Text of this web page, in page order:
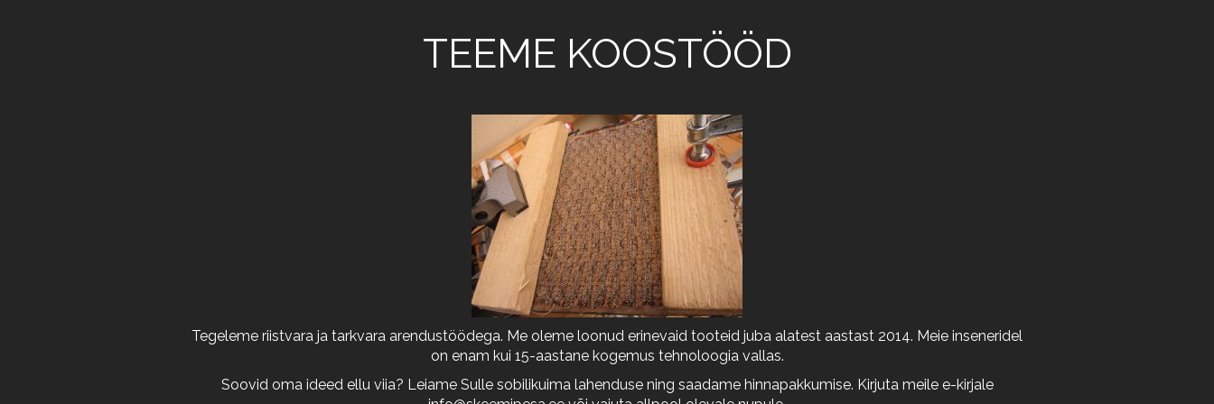
TEEME KOOSTÖÖD
Tegeleme riistvara ja tarkvara arendustöödega. Me oleme loonud erinevaid tooteid juba alatest aastast 2014. Meie inseneridel
on enam kui 15-aastane kogemus tehnoloogia vallas.
Soovid oma ideed ellu viia? Leiame Sulle sobilikuima lahenduse ning saadame hinnapakkumise. Kirjuta meile e-kirjale